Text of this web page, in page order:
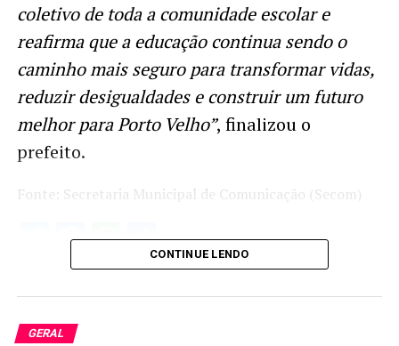
coletivo de toda a comunidade escolar e
reafirma que a educação continua sendo o
caminho mais seguro para transformar vidas,
reduzir desigualdades e construir um futuro
melhor para Porto Velho”, finalizou o
prefeito.
Fonte: Secretaria Municipal de Comunicação (Secom)
Twitter
Facebook
WhatsApp
Share
CONTINUE LENDO
GERAL